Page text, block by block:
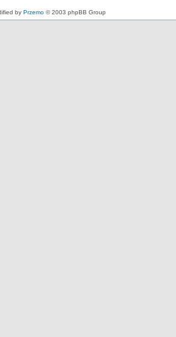
by Przemo © 2003 phpBB Group